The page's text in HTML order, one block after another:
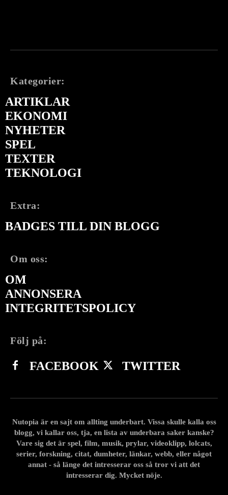
Kategorier:
ARTIKLAR
EKONOMI
NYHETER
SPEL
TEXTER
TEKNOLOGI
Extra:
BADGES TILL DIN BLOGG
Om oss:
OM
ANNONSERA
INTEGRITETSPOLICY
Följ på:
FACEBOOK TWITTER
Nutopia är en sajt om allting underbart. Vissa skulle kalla oss
blogg, vi kallar oss, tja, en lista av underbara saker kanske?
Vare sig det är spel, film, musik, prylar, videoklipp, lolcats,
serier, forskning, citat, dumheter, länkar, webb, eller något
annat - så länge det intresserar oss så tror vi att det
intresserar dig. Mycket nöje.